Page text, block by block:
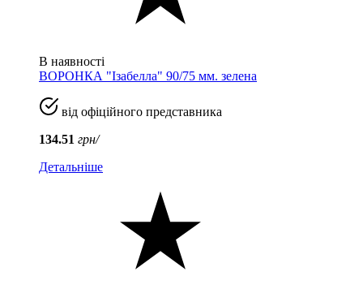
В наявності
ВОРОНКА "Ізабелла" 90/75 мм. зелена
від офіційного представника
134.51 грн/
Детальніше